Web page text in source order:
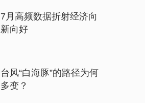
7月高频数据折射经济向
新向好
台风“白海豚”的路径为何
多变？